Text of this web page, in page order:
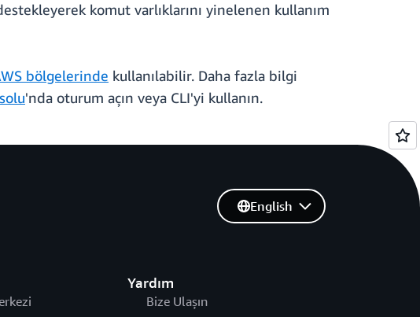
komut varlıklarını yinelenen kullanım
bölgelerinde kullanılabilir. Daha fazla bilgi
'nda oturum açın veya CLI'yi kullanın.
Yardım
Bize Ulaşın
English